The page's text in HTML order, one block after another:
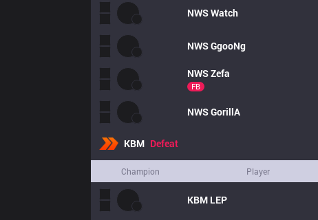
NWSWatch
NWSGgooNg
NWSZefa
FB
NWSGorillA
KBM Defeat
Champion Player
KBM LEP